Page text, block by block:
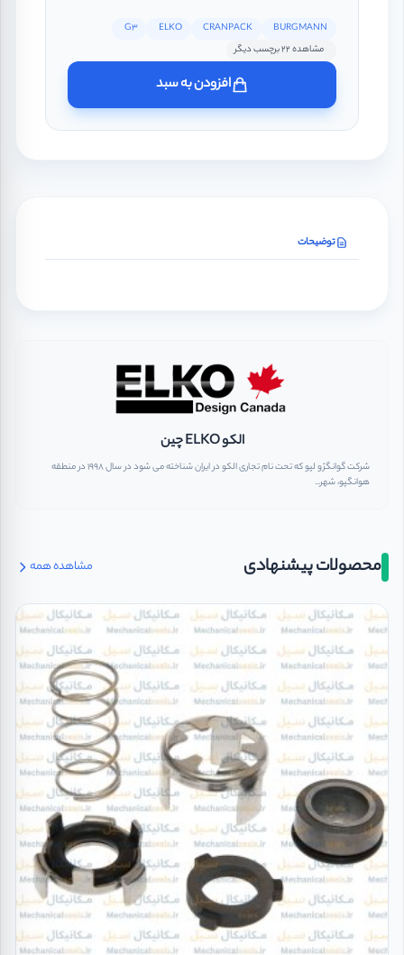
BURGMANN
CRANPACK
ELKO
G3
مشاهده 22 برچسب دیگر
افزودن به سبد
توضیحات
الکو ELKO چین
شرکت گوانگژو لپو که تحت نام تجاری الکو در ایران شناخته می شود در سال ۱۹۹۸ در منطقه
هوانگپو، شهر...
محصولات پیشنهادی مشاهده همه